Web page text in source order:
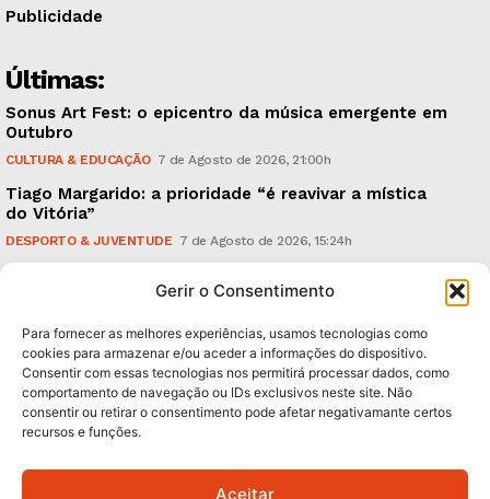
Gerir o Consentimento
Para fornecer as melhores experiências, usamos tecnologias como
cookies para armazenar e/ou aceder a informações do dispositivo.
Consentir com essas tecnologias nos permitirá processar dados, como
comportamento de navegação ou IDs exclusivos neste site. Não
consentir ou retirar o consentimento pode afetar negativamante certos
recursos e funções.
Aceitar
Publicidade
Últimas:
Sonus Art Fest: o epicentro da música emergente em
Outubro
CULTURA & EDUCAÇÃO 7 de Agosto de 2026, 21:00h
Tiago Margarido: a prioridade “é reavivar a mística
do Vitória”
DESPORTO & JUVENTUDE 7 de Agosto de 2026, 15:24h
caudais e antecipa situações de risco
Subscreva Newsletter: